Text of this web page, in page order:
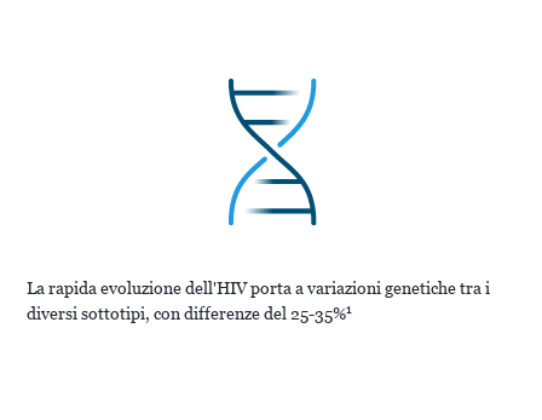
La rapida evoluzione dell'HIV porta a variazioni genetiche tra i
diversi sottotipi, con differenze del 25-35%1